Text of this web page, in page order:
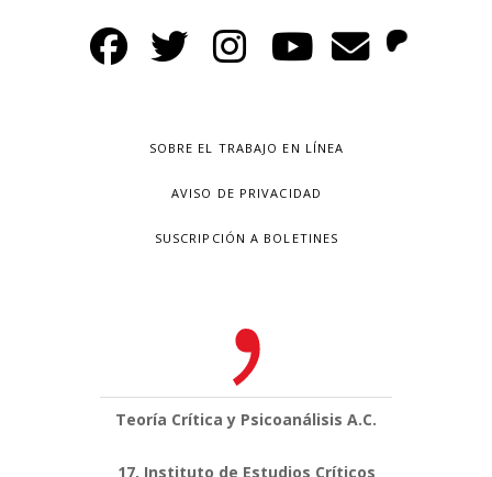
SOBRE EL TRABAJO EN LÍNEA
AVISO DE PRIVACIDAD
SUSCRIPCIÓN A BOLETINES
Teoría Crítica y Psicoanálisis A.C.
17, Instituto de Estudios Críticos